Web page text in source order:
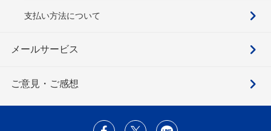
支払い方法について
メールサービス
ご意見・ご感想